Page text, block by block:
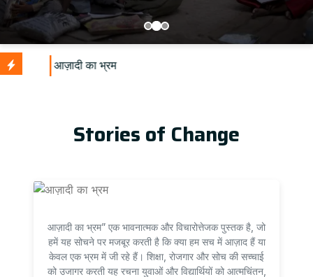
Stories of Change
आज़ादी का भ्रम” एक भावनात्मक और विचारोत्तेजक पुस्तक है, जो
हमें यह सोचने पर मजबूर करती है कि क्या हम सच में आज़ाद हैं या
केवल एक भ्रम में जी रहे हैं। शिक्षा, रोजगार और सोच की सच्चाई
को उजागर करती यह रचना युवाओं और विद्यार्थियों को आत्मचिंतन,